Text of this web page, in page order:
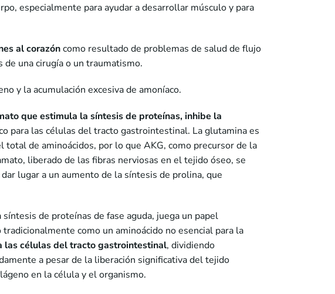
especialmente para ayudar a desarrollar músculo y para
al corazóncomo resultado de problemas de salud de flujo
de una cirugía o un traumatismo.
y la acumulación excesiva de amoníaco.
que estimula la síntesis de proteínas, inhibe la
para las células del tracto gastrointestinal. La glutamina es
de aminoácidos, por lo que AKG, como precursor de la
liberado de las fibras nerviosas en el tejido óseo, se
lugar a un aumento de la síntesis de prolina, que
de proteínas de fase aguda, juega un papel
como un aminoácido no esencial para la
las células del tracto gastrointestinal, dividiendo
a pesar de la liberación significativa del tejido
en la célula y el organismo.